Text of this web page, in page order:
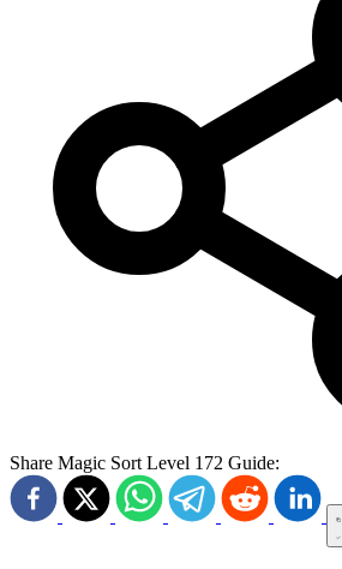
Share Magic Sort Level 172 Guide: